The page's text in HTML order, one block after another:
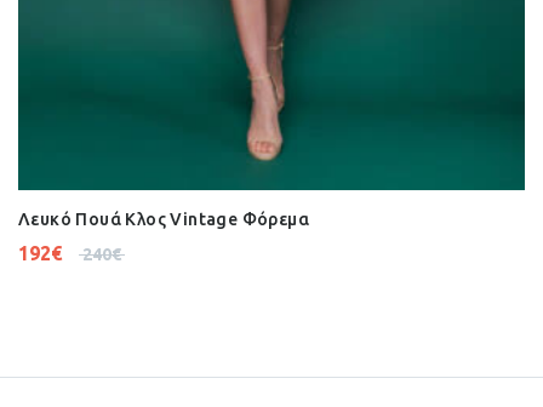
Λευκό Πουά Κλος Vintage Φόρεμα
240€
192€